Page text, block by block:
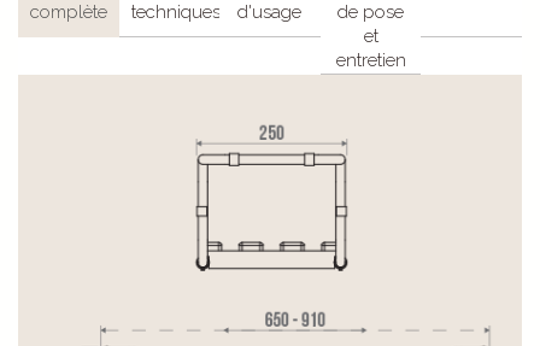
complète
techniques
d'usage
de pose
et
entretien